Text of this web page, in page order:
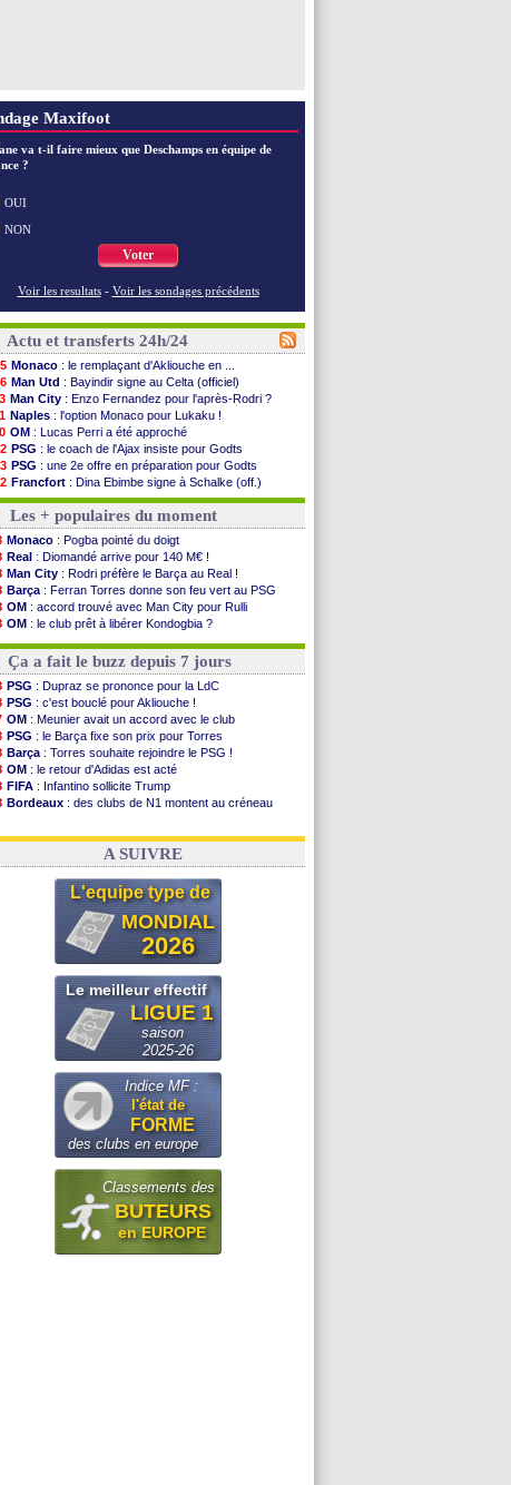
Maxifoot
va t-il faire mieux que Deschamps en équipe de
?
OUI
NON
Voter
Voir les resultats - Voir les sondages précédents
Actu et transferts 24h/24
Monaco : le remplaçant d'Akliouche en ...
Man Utd : Bayindir signe au Celta (officiel)
Man City : Enzo Fernandez pour l'après-Rodri ?
Naples : l'option Monaco pour Lukaku !
OM : Lucas Perri a été approché
PSG : le coach de l'Ajax insiste pour Godts
PSG : une 2e offre en préparation pour Godts
Francfort : Dina Ebimbe signe à Schalke (off.)
Strasbourg: Saïdou Sow prêté à Nantes (off.)
Monaco: Filipe Luis aimerait garder Balogun
Dortmund: Newcastle est prévenu pour Nmecha
Barça: première offre à 45 M€ pour Rodri ?
Argentine: le soutien très appuyé à Infantino
Tottenham: Van de Ven va prolonger
Barça : l'agent de Rodri confirme !
FIFA : la CAF soutient Infantino
CdM 2030: Rubiales charge Infantino et ...
Rennes: Embolo a des pistes alléchantes
Côte d'Ivoire: Renard affiche ses ambitions
Rennes: Haise confirme pour Aït Boudlal
Man City: Trafford à Leeds pour 47 M€ (off...
Man Utd: Zirkzee vers la Juventus ?
Amical: Monaco s'impose contre Getafe
Nantes: Der Zakarian et sa relation avec Kita
Voir les brèves précédentes
Les + populaires du moment
Monaco : Pogba pointé du doigt
Real : Diomandé arrive pour 140 M€ !
Man City : Rodri préfère le Barça au Real !
Barça : Ferran Torres donne son feu vert au PSG
OM : accord trouvé avec Man City pour Rulli
OM : le club prêt à libérer Kondogbia ?
PSG: Luis Enrique satisfait malgré tout
Ça a fait le buzz depuis 7 jours
PSG : Dupraz se prononce pour la LdC
PSG : c'est bouclé pour Akliouche !
OM : Meunier avait un accord avec le club
PSG : le Barça fixe son prix pour Torres
Barça : Torres souhaite rejoindre le PSG !
OM : le retour d'Adidas est acté
FIFA : Infantino sollicite Trump
Bordeaux : des clubs de N1 montent au créneau
Real: le démenti de Leipzig pour Diomandé
A SUIVRE
L'equipe type de
MONDIAL
2026
Le meilleur effectif
LIGUE 1
saison
2025-26
Indice MF :
l'état de
FORME
des clubs en europe
Classements des
BUTEURS
en EUROPE